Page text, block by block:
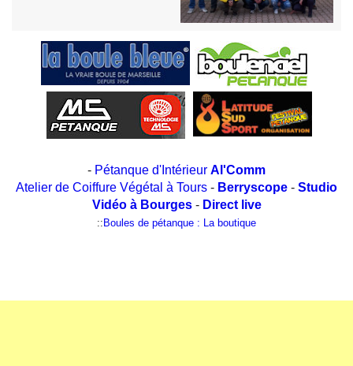
- Pétanque d'Intérieur Al'Comm
Atelier de Coiffure Végétal à Tours - Berryscope - Studio
Vidéo à Bourges- Direct live
:: Boules de pétanque : La boutique